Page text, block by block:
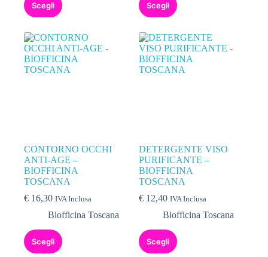
Scegli Scegli
CONTORNO OCCHI
ANTI-AGE –
BIOFFICINA
TOSCANA
€ 16,30 IVA Inclusa
Biofficina Toscana
Scegli
DETERGENTE VISO
PURIFICANTE –
BIOFFICINA
TOSCANA
€ 12,40 IVA Inclusa
Biofficina Toscana
Scegli